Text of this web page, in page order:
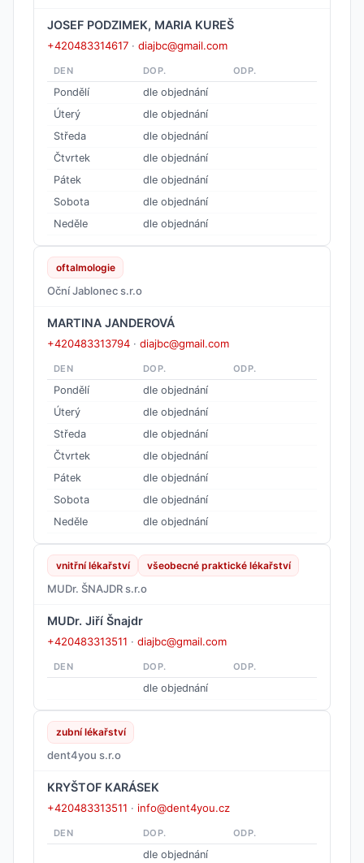
JOSEF PODZIMEK, MARIA KUREŠ
+420483314617 · diajbc@gmail.com
DEN DOP. ODP.
Pondělí
dle objednání
Úterý
dle objednání
Středa
dle objednání
Čtvrtek
dle objednání
Pátek
dle objednání
Sobota
dle objednání
Neděle
dle objednání
oftalmologie
Oční Jablonec s.r.o
MARTINA JANDEROVÁ
+420483313794 · diajbc@gmail.com
DEN DOP. ODP.
Pondělí
dle objednání
Úterý
dle objednání
Středa
dle objednání
Čtvrtek
dle objednání
Pátek
dle objednání
Sobota
dle objednání
Neděle
dle objednání
vnitřní lékařství všeobecné praktické lékařství
MUDr. ŠNAJDR s.r.o
MUDr. Jiří Šnajdr
+420483313511 · diajbc@gmail.com
DEN DOP. ODP.
dle objednání
zubní lékařství
dent4you s.r.o
KRYŠTOF KARÁSEK
+420483313511 · info@dent4you.cz
DEN DOP. ODP.
dle objednání